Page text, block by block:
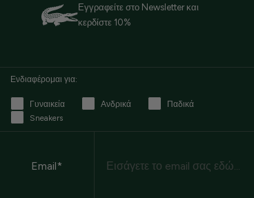
Εγγραφείτε στο Newsletter και
κερδίστε 10%
Ενδιαφέρομαι για:
Γυναικεία Ανδρικά
Παδικά
Sneakers
Email*